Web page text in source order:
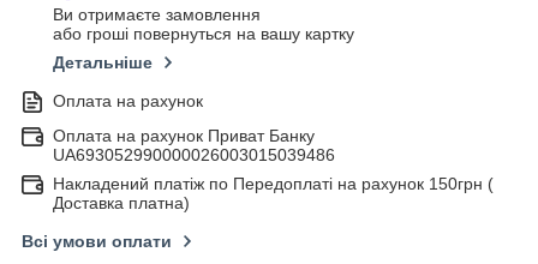
Ви отримаєте замовлення
або гроші повернуться на вашу картку
Детальніше
Оплата на рахунок
Оплата на рахунок Приват Банку
UA693052990000026003015039486
Накладений платіж по Передоплаті на рахунок 150грн (
Доставка платна)
Всі умови оплати